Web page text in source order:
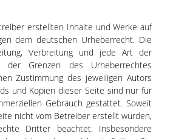
erstellten Inhalte und Werke auf
dem deutschen Urheberrecht. Die
Verbreitung und jede Art der
der Grenzen des Urheberrechtes
Zustimmung des jeweiligen Autors
und Kopien dieser Seite sind nur für
Gebrauch gestattet. Soweit
nicht vom Betreiber erstellt wurden,
Dritter beachtet. Insbesondere